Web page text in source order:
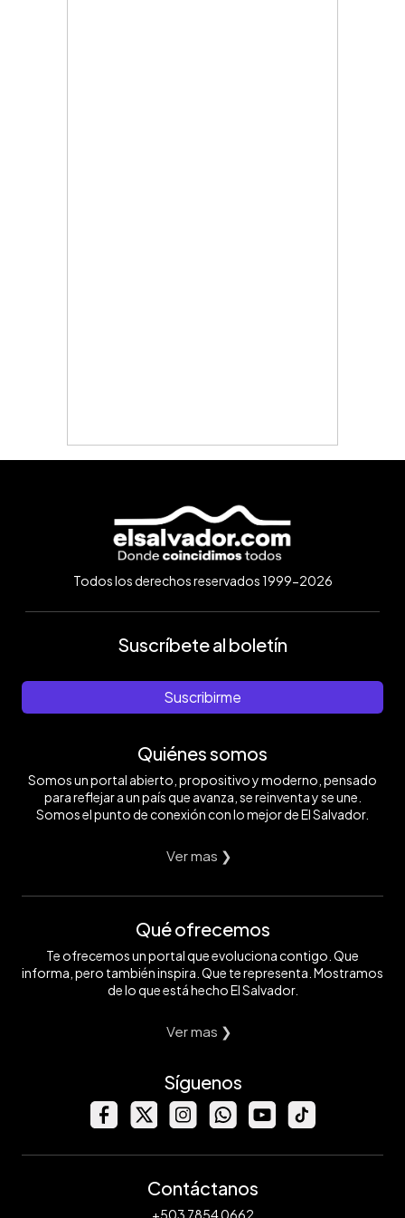
Todos los derechos reservados 1999-2026
Suscríbete al boletín
Suscribirme
Quiénes somos
Somos un portal abierto, propositivo y moderno, pensado
para reflejar a un país que avanza, se reinventa y se une.
Somos el punto de conexión con lo mejor de El Salvador.
Ver mas ❯
Qué ofrecemos
Te ofrecemos un portal que evoluciona contigo. Que
informa, pero también inspira. Que te representa. Mostramos
de lo que está hecho El Salvador.
Ver mas ❯
Síguenos
Contáctanos
+503 7854 0662